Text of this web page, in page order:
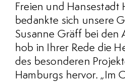
Freien und Hansestadt
bedankte sich unsere
Susanne Gräff bei den
hob in Ihrer Rede die
des besonderen
Hamburgs hervor. „Im